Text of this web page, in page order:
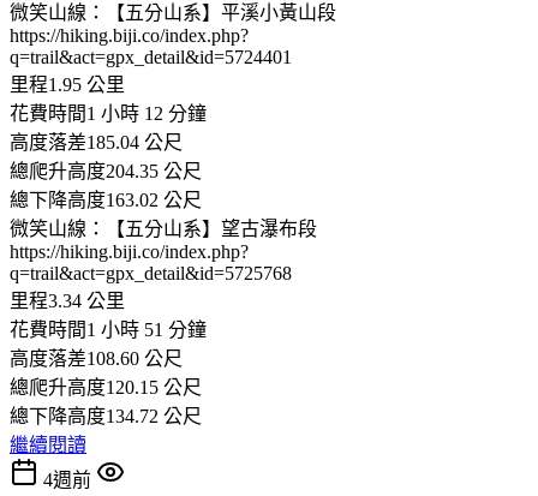
微笑山線：【五分山系】平溪小黃山段
https://hiking.biji.co/index.php?
q=trail&act=gpx_detail&id=5724401
里程1.95 公里
花費時間1 小時 12 分鐘
高度落差185.04 公尺
總爬升高度204.35 公尺
總下降高度163.02 公尺
微笑山線：【五分山系】望古瀑布段
https://hiking.biji.co/index.php?
q=trail&act=gpx_detail&id=5725768
里程3.34 公里
花費時間1 小時 51 分鐘
高度落差108.60 公尺
總爬升高度120.15 公尺
總下降高度134.72 公尺
繼續閱讀
4週前